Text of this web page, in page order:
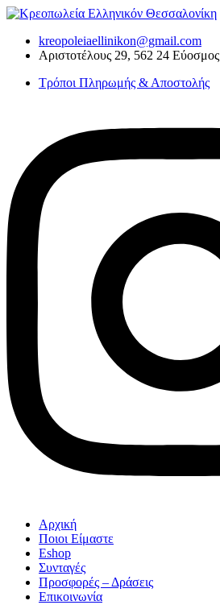
Skip
contentkreopoleiaellinikon@gmail.com
Αριστοτέλους 29, 562 24 Εύοσμος
Τρόποι Πληρωμής & Αποστολής
Αρχική
Ποιοι Είμαστε
Eshop
Συνταγές
Προσφορές – Δράσεις
Επικοινωνία